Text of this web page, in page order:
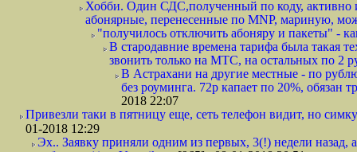
Хобби. Один СДС,полученный по коду, активно
абонярные, перенесенные по MNP, мариную,
"получилось отключить абоняру и пакеты" -
В стародавние времена тарифа была такая
звонить только на МТС, на остальных по 2
В Астрахани на другие местные - по
без роуминга. 72р капает по 20%, обязан
2018 22:07
Привезли таки в пятницу еще, сеть телефон видит, но
01-2018 12:29
Эх.. Заявку приняли одним из первых, 3(!) недели назад,